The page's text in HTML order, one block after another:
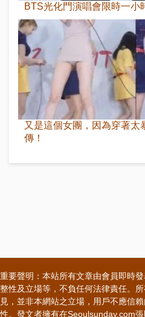
BTS光化門演唱會限時一小
又是這個女團，因為穿著太
傳！
重要聲明：本站所有文章由會員即時
整性及立場等，不負任何法律責任。
見，並非本網站之立場，用戶不應信
性。發文者擁有在Seoulsunday.com